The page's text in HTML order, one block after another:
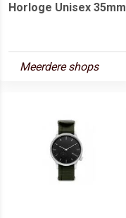
Horloge Unisex 35mm
Meerdere shops